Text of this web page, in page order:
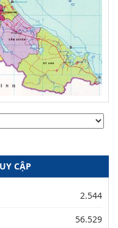
CẬP
2.544
56.529